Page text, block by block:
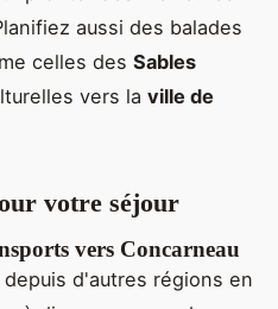
aussi des balades
celles des Sables
vers la ville de
votre séjour
vers Concarneau
depuis d'autres régions en